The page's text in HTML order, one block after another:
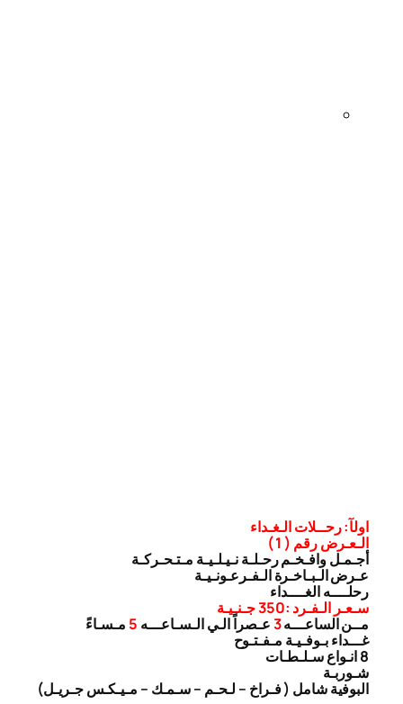
اولآ: رحــلات الـغـداء
الـعـرض رقم ( 1 )
أجـمـل وافـخـم رحـلـة نـيـلـيـة مـتـحـركـة
عـرض الـبـاخـرة الـفـرعـونـيـة
رحلــــه الغــــداء
سـعـر الـفـرد :350 جـنـيـة
مــن الساعـــه3عـصراً الـي الـسـاعـــه 5 مـسـاءً
غـــداء بـوفـيـة مـفـتـوح
8 انـواع سـلـطـات
شـوربـة
البوفية شامل ( فـراخ – لـحـم – سـمـك – مـيـكـس جـريـل)